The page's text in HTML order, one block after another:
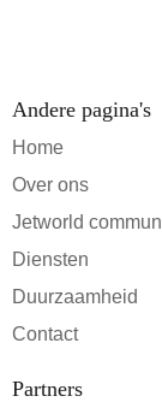
Andere pagina's
Home
Over ons
Jetworld
Diensten
Duurzaamheid
Contact
Partners